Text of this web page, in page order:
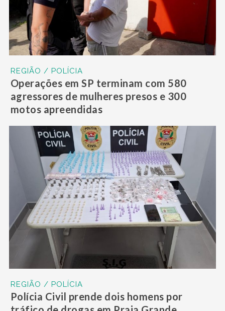
REGIÃO / POLÍCIA
Operações em SP terminam com 580
agressores de mulheres presos e 300
motos apreendidas
REGIÃO / POLÍCIA
Polícia Civil prende dois homens por